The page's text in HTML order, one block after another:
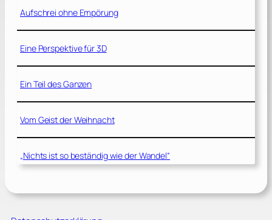
Aufschrei ohne Empörung
Eine Perspektive für 3D
Ein Teil des Ganzen
Vom Geist der Weihnacht
„Nichts ist so beständig wie der Wandel“